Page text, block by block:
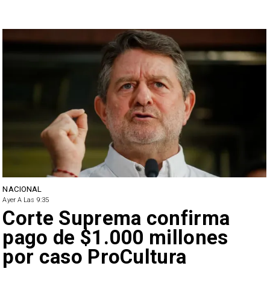
NACIONAL
Ayer A Las 9:35
Corte Suprema confirma
pago de $1.000 millones
por caso ProCultura